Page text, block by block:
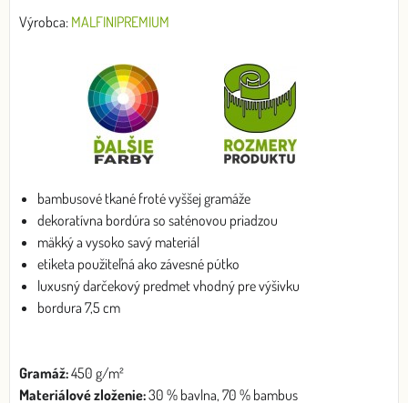
Výrobca: MALFINIPREMIUM
bambusové tkané froté vyššej gramáže
dekoratívna bordúra so saténovou priadzou
mäkký a vysoko savý materiál
etiketa použiteľná ako závesné pútko
luxusný darčekový predmet vhodný pre výšivku
bordura 7,5 cm
Gramáž:450 g/m²
Materiálové zloženie:30 % bavlna, 70 % bambus